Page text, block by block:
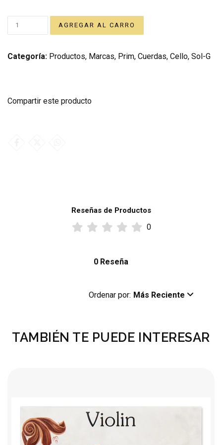
Categoría: Productos, Marcas, Prim, Cuerdas, Cello, Sol-G
Compartir este producto
Reseñas de Productos
0
0 Reseña
Ordenar por: Más Reciente
TAMBIÉN TE PUEDE INTERESAR